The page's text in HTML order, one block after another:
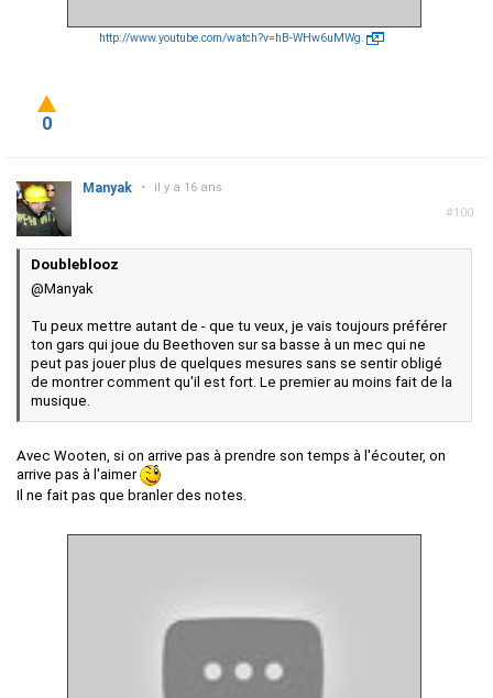
http://www.youtube.com/watch?v=hB-WHw6uMWg.
0
#100
Manyak • il y a 16 ans
Doubleblooz
@Manyak
Tu peux mettre autant de - que tu veux, je vais toujours préférer
ton gars qui joue du Beethoven sur sa basse à un mec qui ne
peut pas jouer plus de quelques mesures sans se sentir obligé
de montrer comment qu'il est fort. Le premier au moins fait de la
musique.
Avec Wooten, si on arrive pas à prendre son temps à l'écouter, on
arrive pas à l'aimer
Il ne fait pas que branler des notes.